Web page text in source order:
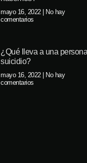
mayo 16, 2022 No hay
comentarios
¿Qué lleva a una
suicidio?
mayo 16, 2022 No hay
comentarios